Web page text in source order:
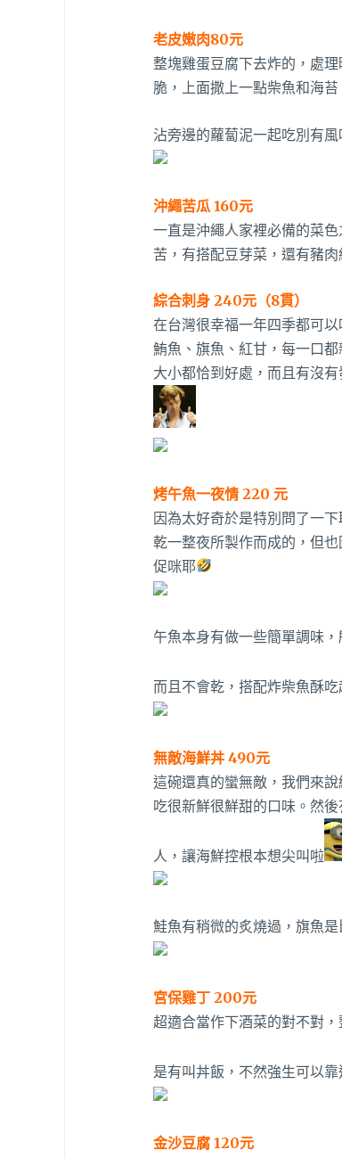
老皮嫩肉80元
整塊雞蛋豆腐下去炸的，處
脆，上面撒上一點柴魚和海
沾旁邊的蘿蔔泥一起吃別有
沖繩苦瓜 160元
一直是沖繩人家裡必備的菜
苦，有搭配豆芽菜，還有豬
綜合刺身 240元（8貫）
在台灣很幸福一年四季都可
鮪魚、旗魚、紅甘，每一口
大小都恰到好處，而且有沒
烤午魚一夜情 220 元
因為太好奇於是特別問了一
乾一整夜所製作而成的，但
促咪耶
午魚本身有做一些簡單調味
而且不會乾，搭配炸柴魚酥
無敵海鮮丼 490元
這碗還真的蠻無敵，我們來
吃很新鮮很鮮甜的口味。然
人，讓海鮮控根本想尖叫啦
鮭魚有稍微的炙燒過，旗魚
宮保雞丁 200元
超適合當作下酒菜的對不對
是有叫丼飯，不然強生可以
金沙豆腐 120元